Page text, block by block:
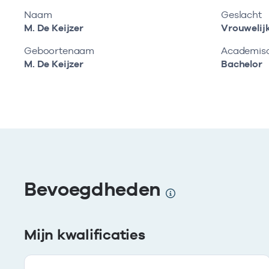
Naam
M. De Keijzer
Geboortenaam
M. De Keijzer
Geslacht
Bachelor
Bevoegdheden
Mijn kwalificaties